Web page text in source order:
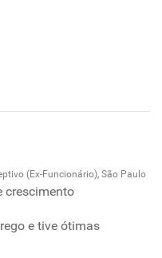
(Ex-Funcionário), São Paulo
crescimento
e tive ótimas